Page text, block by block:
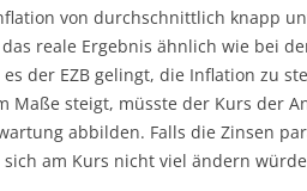
von durchschnittlich knapp
reale Ergebnis ähnlich wie bei
der EZB gelingt, die Inflation zu
Maße steigt, müsste der Kurs der
abbilden. Falls die Zinsen
am Kurs nicht viel ändern